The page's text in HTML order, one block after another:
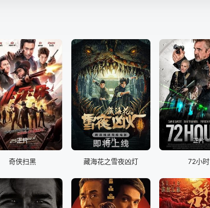
正片
奇侠扫黑
正片
藏海花之雪夜凶灯
正片
72小时